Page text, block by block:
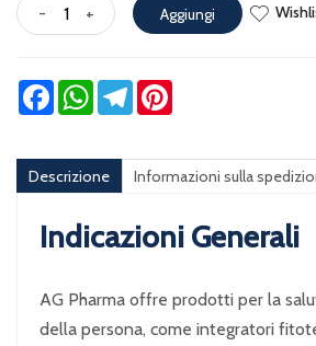
- + Aggiungi
FacebookWhatsApp
Telegram
Descrizione Informazioni sulla
Indicazioni Generali
AG Pharma offre prodotti per la
della persona, come integratori